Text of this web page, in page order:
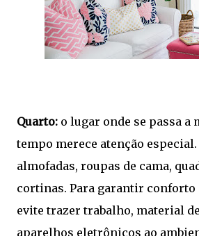
Quarto: o lugar onde se passa a
tempo merece atenção
almofadas, roupas de cama,
cortinas. Para garantir conforto
evite trazer trabalho, material
aparelhos eletrônicos ao